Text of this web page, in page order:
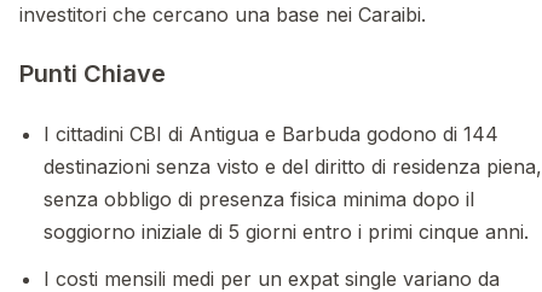
investitori che cercano una base nei Caraibi.
Punti Chiave
I cittadini CBI di Antigua e Barbuda godono di 144
destinazioni senza visto e del diritto di residenza piena,
senza obbligo di presenza fisica minima dopo il
soggiorno iniziale di 5 giorni entro i primi cinque anni.
I costi mensili medi per un expat single variano da